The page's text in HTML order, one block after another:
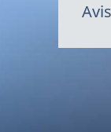
Avis